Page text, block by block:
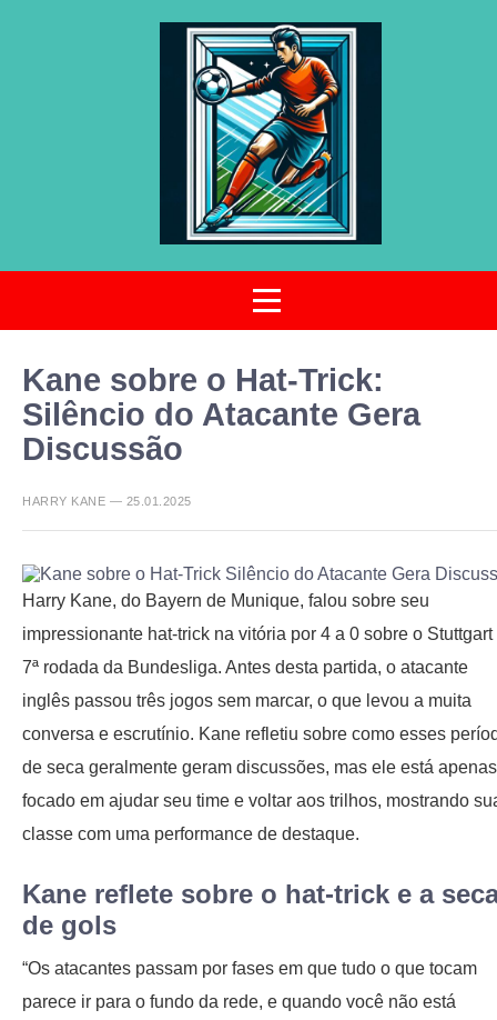
Kane sobre o Hat-Trick:
Silêncio do Atacante Gera
Discussão
HARRY KANE — 25.01.2025
Harry Kane, do Bayern de Munique, falou sobre seu
impressionante hat-trick na vitória por 4 a 0 sobre o Stuttgart
7ª rodada da Bundesliga. Antes desta partida, o atacante
inglês passou três jogos sem marcar, o que levou a muita
conversa e escrutínio. Kane refletiu sobre como esses
de seca geralmente geram discussões, mas ele está apenas
focado em ajudar seu time e voltar aos trilhos, mostrando
classe com uma performance de destaque.
Kane reflete sobre o hat-trick e a
de gols
“Os atacantes passam por fases em que tudo o que tocam
parece ir para o fundo da rede, e quando você não está